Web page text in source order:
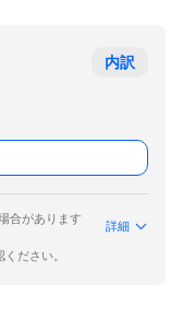
内訳
合があります
詳細
ださい。